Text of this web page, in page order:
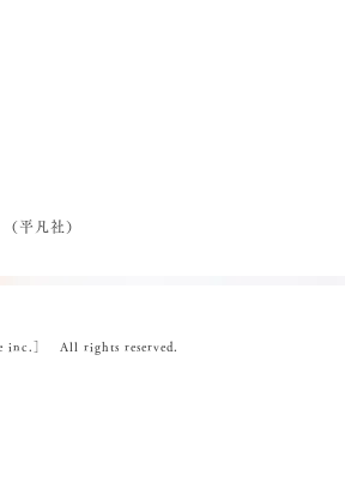
平凡社）
inc.］ All rights reserved.